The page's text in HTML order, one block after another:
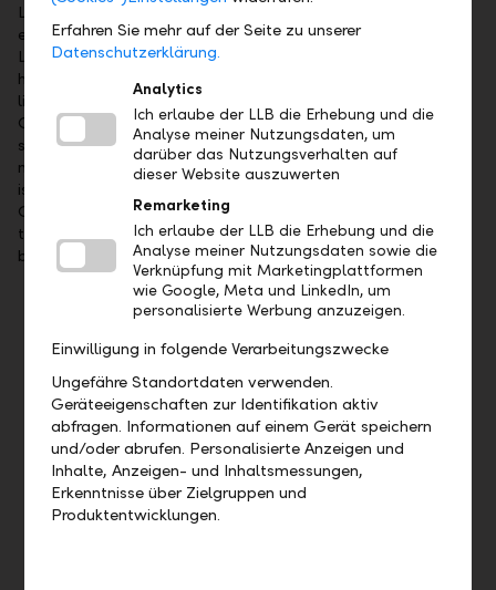
Liechtensteinische Landesbank AG (LLB) is the longest
established financial institute in the Principality of
Liechtenstein. The majority of the company’s share capital is
held by the Principality of Liechtenstein. LLB’s shares are
listed on the SIX Swiss Exchange (symbol: LLBN). The LLB
Group offers its clients comprehensive wealth management
services as a universal bank, in private banking, asset
management and fund services. With 1'523 employees, LLB
is represented in Liechtenstein, Switzerland, Austria,
Germany, Dubai and Abu Dhabi. As per 31 December 2025,
the business volume of the LLB Group stood at CHF 125.9
billion.
Important dates
Wednesday, 19 August 2026, presentation of the
2026 interim business result
Friday, 23 April 2027, 35th ordinary General Meeting
Show more dates
Erfahren Sie mehr auf der Seite zu unserer
Datenschutzerklärung.
Analytics
Ich erlaube der LLB die Erhebung und die
Analyse meiner Nutzungsdaten, um
darüber das Nutzungsverhalten auf
dieser Website auszuwerten
Remarketing
Ich erlaube der LLB die Erhebung und die
Analyse meiner Nutzungsdaten sowie die
Verknüpfung mit Marketingplattformen
wie Google, Meta und LinkedIn, um
personalisierte Werbung anzuzeigen.
Einwilligung in folgende Verarbeitungszwecke
Ungefähre Standortdaten verwenden.
Geräteeigenschaften zur Identifikation aktiv
abfragen. Informationen auf einem Gerät speichern
und/oder abrufen. Personalisierte Anzeigen und
Inhalte, Anzeigen- und Inhaltsmessungen,
Erkenntnisse über Zielgruppen und
Produktentwicklungen.